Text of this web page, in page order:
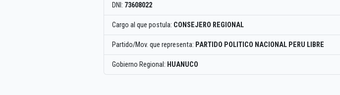
DNI: 73608022
Cargo al que postula: CONSEJERO REGIONAL
Partido/Mov. que representa: PARTIDO POLITICO NACIONAL PERU LIBRE
Gobierno Regional: HUANUCO